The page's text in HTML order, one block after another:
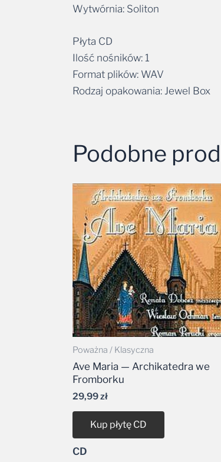
Wytwórnia: Soliton
Płyta CD
Ilość nośników: 1
Format plików: WAV
Rodzaj opakowania: Jewel Box
Podobne
Poważna / Klasyczna
Ave Maria — Archikatedra we
Fromborku
29,99zł
Kup płytę CD
CD